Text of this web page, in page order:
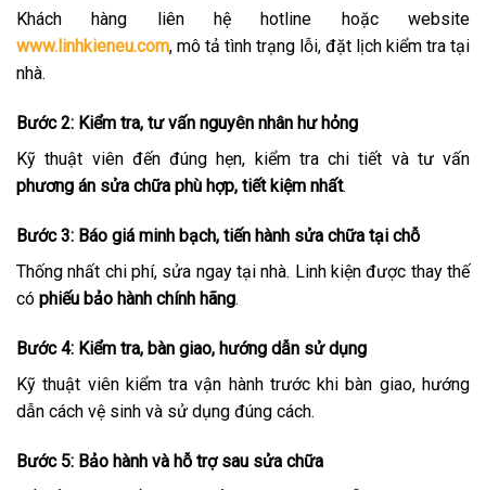
Khách hàng liên hệ hotline hoặc website
www.linhkieneu.com, mô tả tình trạng lỗi, đặt lịch kiểm tra tại
nhà.
Bước 2: Kiểm tra, tư vấn nguyên nhân hư hỏng
Kỹ thuật viên đến đúng hẹn, kiểm tra chi tiết và tư vấn
phương án sửa chữa phù hợp, tiết kiệm nhất.
Bước 3: Báo giá minh bạch, tiến hành sửa chữa tại chỗ
Thống nhất chi phí, sửa ngay tại nhà. Linh kiện được thay thế
có phiếu bảo hành chính hãng.
Bước 4: Kiểm tra, bàn giao, hướng dẫn sử dụng
Kỹ thuật viên kiểm tra vận hành trước khi bàn giao, hướng
dẫn cách vệ sinh và sử dụng đúng cách.
Bước 5: Bảo hành và hỗ trợ sau sửa chữa